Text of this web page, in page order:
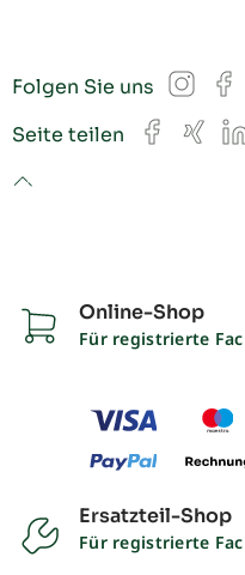
Folgen Sie uns
Seite teilen Facebook
Xing
to top
Online-Shop
Für registrierte
Ersatzteil-Shop
Für registrierte